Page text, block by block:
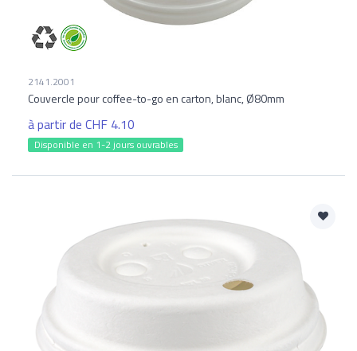
2141.2001
Couvercle pour coffee-to-go en carton, blanc, Ø80mm
à partir de CHF 4.10
Disponible en 1-2 jours ouvrables